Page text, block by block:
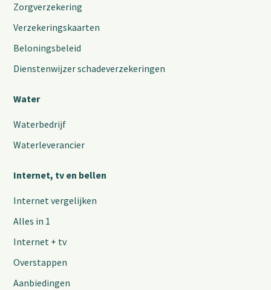
Zorgverzekering
Verzekeringskaarten
Beloningsbeleid
Dienstenwijzer schadeverzekeringen
Water
Waterbedrijf
Waterleverancier
Internet, tv en bellen
Internet vergelijken
Alles in 1
Internet + tv
Overstappen
Aanbiedingen